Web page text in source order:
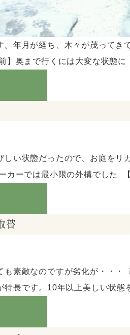
年月が経ち、木々が茂って
】奥まで行くには大変な状態
い状態だったので、お庭を
カーでは最小限の外構でした
替
も素敵なのですが劣化が・・
特長です。10年以上美しい状